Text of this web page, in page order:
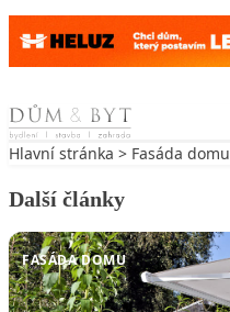
Skip to content
Hlavní stránka > Fasáda domu
Další články
FASÁDA DOMU